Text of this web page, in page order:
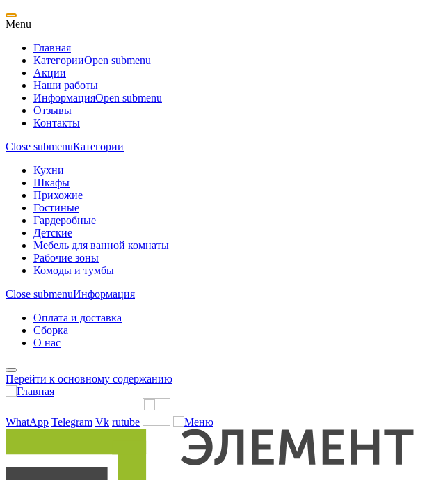
Menu
Главная
КатегорииOpen submenu
Акции
Наши работы
ИнформацияOpen submenu
Отзывы
Контакты
Close submenuКатегории
Кухни
Шкафы
Прихожие
Гостиные
Гардеробные
Детские
Мебель для ванной комнаты
Рабочие зоны
Комоды и тумбы
Close submenuИнформация
Оплата и доставка
Сборка
О нас
Перейти к основному содержанию
WhatApp Telegram Vk rutube